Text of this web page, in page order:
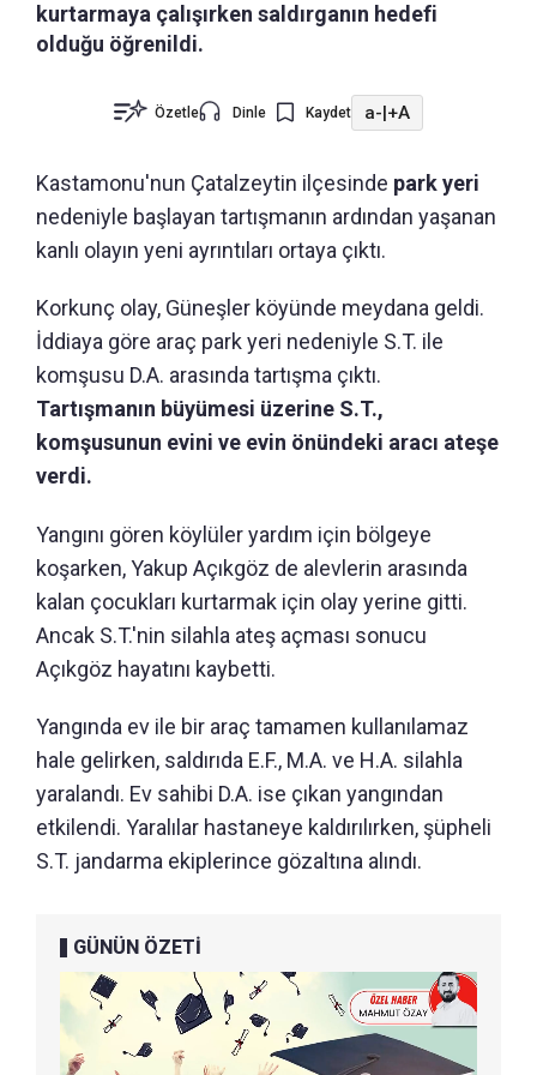
kurtarmaya çalışırken saldırganın hedefi
olduğu öğrenildi.
Özetle Dinle Kaydet a-|+A
Kastamonu'nun Çatalzeytin ilçesinde park yeri
nedeniyle başlayan tartışmanın ardından yaşanan
kanlı olayın yeni ayrıntıları ortaya çıktı.
Korkunç olay, Güneşler köyünde meydana geldi.
İddiaya göre araç park yeri nedeniyle S.T. ile
komşusu D.A. arasında tartışma çıktı.
Tartışmanın büyümesi üzerine S.T.,
komşusunun evini ve evin önündeki aracı ateşe
verdi.
Yangını gören köylüler yardım için bölgeye
koşarken, Yakup Açıkgöz de alevlerin arasında
kalan çocukları kurtarmak için olay yerine gitti.
Ancak S.T.'nin silahla ateş açması sonucu
Açıkgöz hayatını kaybetti.
Yangında ev ile bir araç tamamen kullanılamaz
hale gelirken, saldırıda E.F., M.A. ve H.A. silahla
yaralandı. Ev sahibi D.A. ise çıkan yangından
etkilendi. Yaralılar hastaneye kaldırılırken, şüpheli
S.T. jandarma ekiplerince gözaltına alındı.
GÜNÜN ÖZETİ